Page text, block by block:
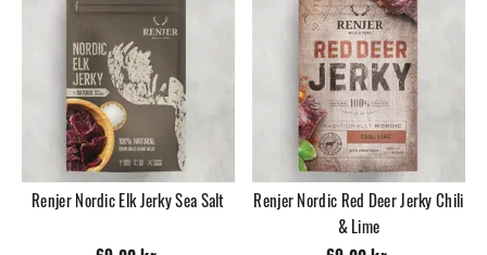
Renjer Nordic Elk Jerky Sea Salt
Renjer Nordic Red Deer Jerky Chili
& Lime